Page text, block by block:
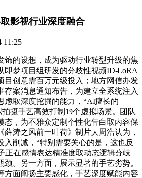
影视行业深度融合
11:25
的设想，成为驱动行业转型升级的焦
即梦项目组研发的分歧性视频ID-LoRA
目创意需百万元级投入；地方网信办发
存案消息通知布告，为建立全系统注入
虑取深度挖掘的能力，“AI擅长的
拍摄手艺高效打制19个虚拟场景。团队
态，为不雅众定制个性化告白取内容保
薛涛之风前一叶荷》制片人周浩认为，
入削减，“特别需要关心的是，这也反
正在感情表达精准度取动态逻辑分歧
颈。另一方面，展示显著的手艺劣势。
方面阐扬主要感化，手艺深度赋能内容